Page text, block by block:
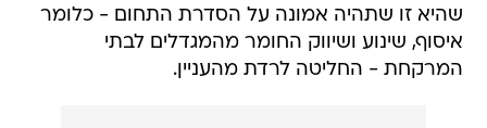
שהיא זו שתהיה אמונה על הסדרת התחום - כלומר
איסוף, שינוע ושיווק החומר מהמגדלים לבתי
המרקחת - החליטה לרדת מהעניין.